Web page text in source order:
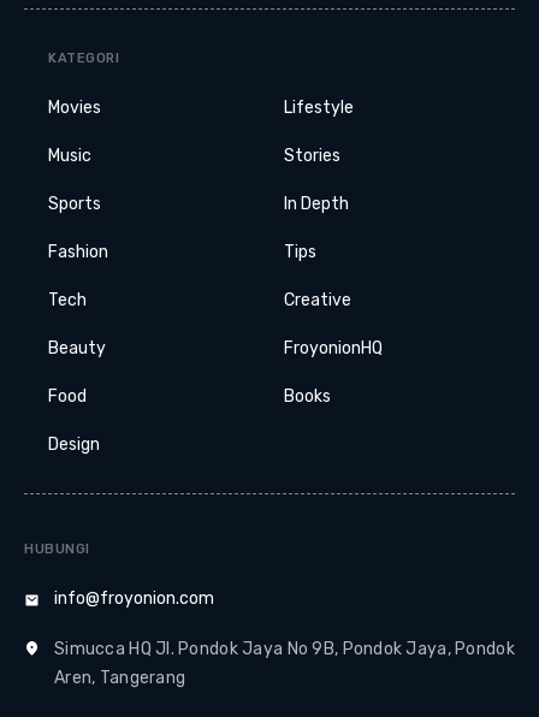
KATEGORI
Movies
Music
Sports
Fashion
Tech
Beauty
Food
Design
Lifestyle
Stories
In Depth
Tips
Creative
FroyonionHQ
Books
HUBUNGI
info@froyonion.com
Simucca HQ Jl. Pondok Jaya No 9B, Pondok Jaya, Pondok
Aren, Tangerang